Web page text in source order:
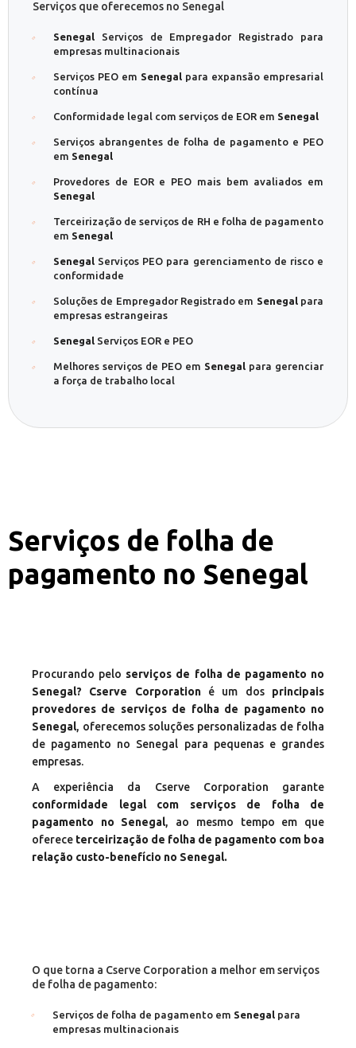
Serviços que oferecemos no Senegal
Senegal Serviços de Empregador Registrado para
empresas multinacionais
Serviços PEO em Senegal para expansão empresarial
contínua
Conformidade legal com serviços de EOR em Senegal
Serviços abrangentes de folha de pagamento e PEO
em Senegal
Provedores de EOR e PEO mais bem avaliados em
Senegal
Terceirização de serviços de RH e folha de pagamento
em Senegal
Senegal Serviços PEO para gerenciamento de risco e
conformidade
Soluções de Empregador Registrado em Senegalpara
empresas estrangeiras
Senegal Serviços EOR e PEO
Melhores serviços de PEO em Senegal para gerenciar
a força de trabalho local
Serviços de folha de
pagamento no Senegal
Procurando pelo serviços de folha de pagamento no
Senegal? Cserve Corporationé um dosprincipais
provedores de serviços de folha de pagamento no
Senegal, oferecemos soluções personalizadas de folha
de pagamento no Senegal para pequenas e grandes
empresas.
A experiência da Cserve Corporation garante
conformidade legal com serviços de folha de
pagamento no Senegal, ao mesmo tempo em que
oferece terceirização de folha de pagamento com boa
relação custo-benefício no Senegal.
O que torna a Cserve Corporation a melhor em serviços
de folha de pagamento:
Serviços de folha de pagamento em Senegal para
empresas multinacionais